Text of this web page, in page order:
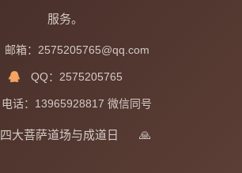
服务。
邮箱：2575205765@qq.com
QQ：2575205765
电话：13965928817 微信同号
四大菩萨道场与成道日 🙏